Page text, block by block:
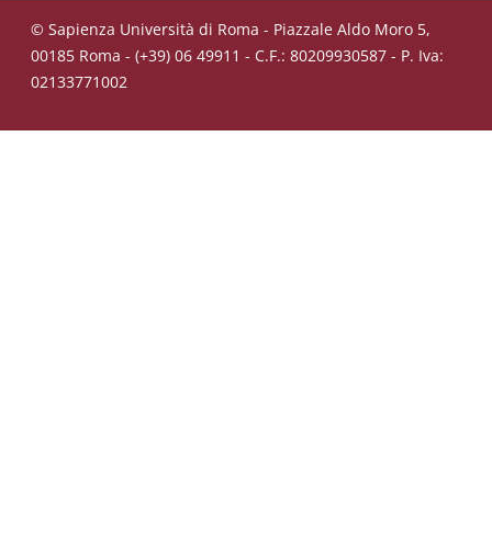
© Sapienza Università di Roma - Piazzale Aldo Moro 5,
00185 Roma - (+39) 06 49911 - C.F.: 80209930587 - P. Iva:
02133771002